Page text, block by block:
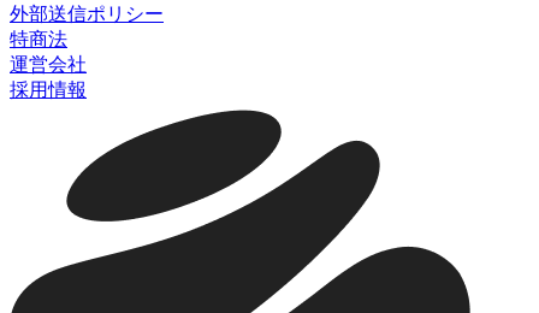
外部送信ポリシー
特商法
運営会社
採用情報